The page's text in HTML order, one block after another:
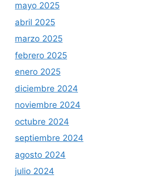
mayo 2025
abril 2025
marzo 2025
febrero 2025
enero 2025
diciembre 2024
noviembre 2024
octubre 2024
septiembre 2024
agosto 2024
julio 2024